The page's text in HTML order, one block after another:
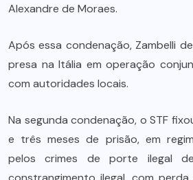
Alexandre de Moraes.
Após essa condenação, Zambelli
presa na Itália em operação
com autoridades locais.
Na segunda condenação, o STF
e três meses de prisão, em
pelos crimes de porte ilegal